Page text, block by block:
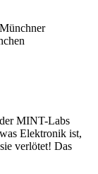
Münchner
MINT-Labs
Elektronik ist,
verlötet! Das